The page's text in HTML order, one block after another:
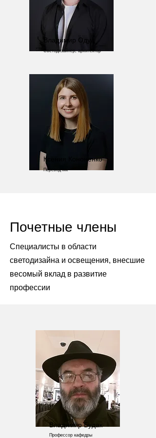
Владимир Одуд
Светодизайнер, архитектор
Ксения Кононенко
Переводчик
Почетные члены
Специалисты в области
светодизайна и освещения, внесшие
весомый вклад в развитие
профессии
Владимир Будак
Профессор кафедры